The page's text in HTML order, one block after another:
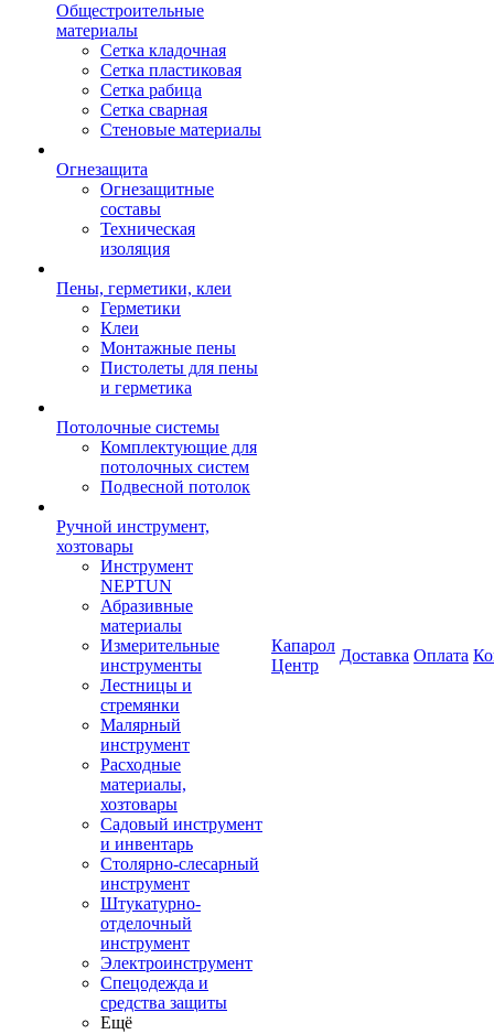
Общестроительные
материалы
Сетка кладочная
Сетка пластиковая
Сетка рабица
Сетка сварная
Стеновые материалы
Огнезащита
Огнезащитные
составы
Техническая
изоляция
Пены, герметики, клеи
Герметики
Клеи
Монтажные пены
Пистолеты для пены
и герметика
Потолочные системы
Комплектующие для
потолочных систем
Подвесной потолок
Ручной инструмент,
хозтовары
Инструмент
NEPTUN
Абразивные
материалы
Измерительные
инструменты
Лестницы и
стремянки
Малярный
инструмент
Расходные
материалы,
хозтовары
Садовый инструмент
и инвентарь
Столярно-слесарный
инструмент
Штукатурно-
отделочный
инструмент
Электроинструмент
Спецодежда и
средства защиты
Ещё
Капарол
Центр
Доставка Оплата